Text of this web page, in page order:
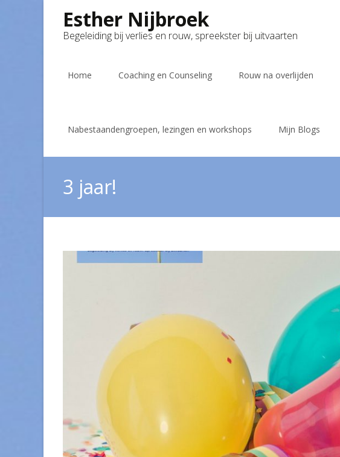
Esther Nijbroek
Begeleiding bij verlies en rouw, spreekster bij uitvaarten
Home Coaching en Counseling Rouw na overlijden
Nabestaandengroepen, lezingen en workshops Mijn Blogs
3 jaar!